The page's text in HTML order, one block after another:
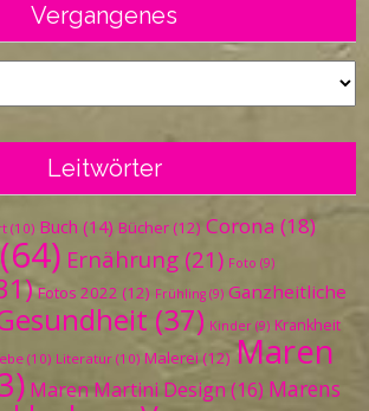
Vergangenes
Leitwörter
(10) Buch (14) Bücher (12) Corona (18)
(64) Ernährung (21) Foto (9)
Fotos 2022 (12) Frühling (9) Ganzheitliche
(37) Kinder (9) Krankheit
(10) Literatur (10) Malerei (12) Maren
Maren Martini Design (16) Marens